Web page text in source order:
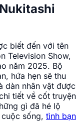
biết đến với tên
Television Show,
năm 2025. Bộ
hứa hẹn sẽ thu
dàn nhân vật được
tiết về cốt truyện
gì đã hé lộ
sống, tình bạn